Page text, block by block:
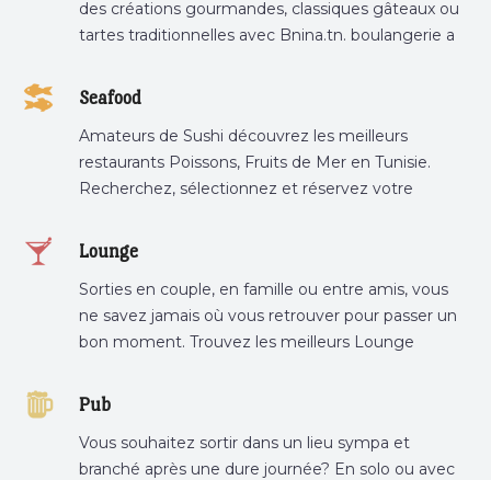
des créations gourmandes, classiques gâteaux ou
tartes traditionnelles avec Bnina.tn. boulangerie a
tunis, pâtisserie sousse .
Seafood
Amateurs de Sushi découvrez les meilleurs
restaurants Poissons, Fruits de Mer en Tunisie.
Recherchez, sélectionnez et réservez votre
Lounge
Sorties en couple, en famille ou entre amis, vous
ne savez jamais où vous retrouver pour passer un
bon moment. Trouvez les meilleurs Lounge
Pub
Vous souhaitez sortir dans un lieu sympa et
branché après une dure journée? En solo ou avec